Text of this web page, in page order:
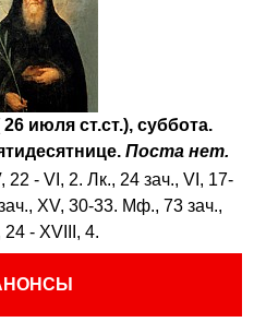
26 июля ст.ст.), суббота.
Поста нет.
22 - VI, 2. Лк., 24 зач., VI, 17-
XV, 30-33. Мф., 73 зач.,
24 - XVIII, 4.